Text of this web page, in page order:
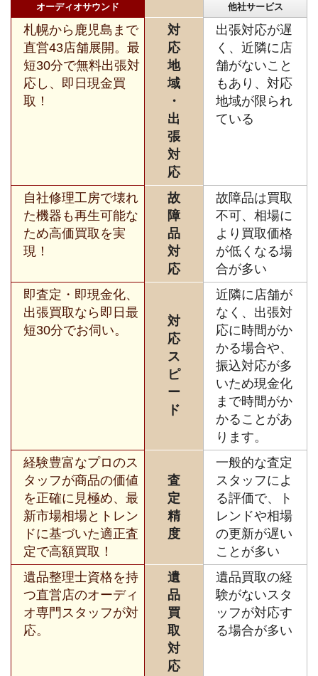
オーディオサウンド 他社サービス
札幌から鹿児島まで
直営43店舗展開。最
短30分で無料出張対
応し、即日現金買
取！
対
応
地
域
・
出
張
対
応
出張対応が遅
く、近隣に店
舗がないこと
もあり、対応
地域が限られ
ている
自社修理工房で壊れ
た機器も再生可能な
ため高価買取を実
現！
故
障
品
対
応
故障品は買取
不可、相場に
より買取価格
が低くなる場
合が多い
即査定・即現金化、
出張買取なら即日最
短30分でお伺い。
対
応
ス
ピ
ー
ド
近隣に店舗が
なく、出張対
応に時間がか
かる場合や、
振込対応が多
いため現金化
まで時間がか
かることがあ
ります。
経験豊富なプロのス
タッフが商品の価値
を正確に見極め、最
新市場相場とトレン
ドに基づいた適正査
定で高額買取！
査
定
精
度
一般的な査定
スタッフによ
る評価で、ト
レンドや相場
の更新が遅い
ことが多い
遺品整理士資格を持
つ直営店のオーディ
オ専門スタッフが対
応。
遺
品
買
取
対
応
遺品買取の経
験がないスタ
ッフが対応す
る場合が多い